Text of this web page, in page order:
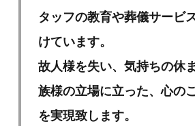
タッフの教育や葬儀サービ
けています。
故人様を失い、気持ちの休
族様の立場に立った、心の
を実現致します。